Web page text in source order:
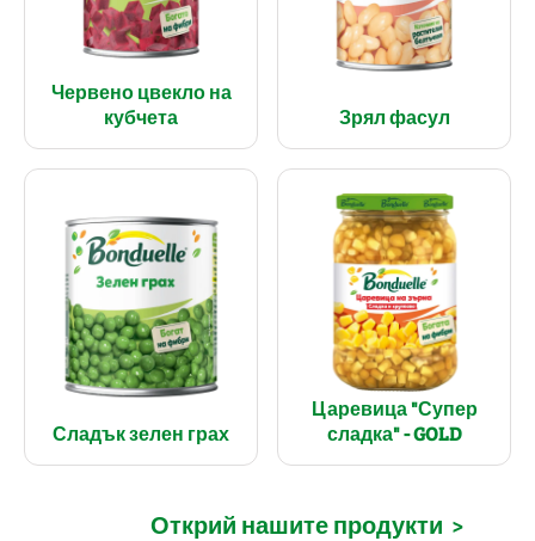
Червено цвекло на
кубчета
Зрял фасул
Сладък зелен грах
Царевица "Супер
сладка" - GOLD
Открий нашите продукти >